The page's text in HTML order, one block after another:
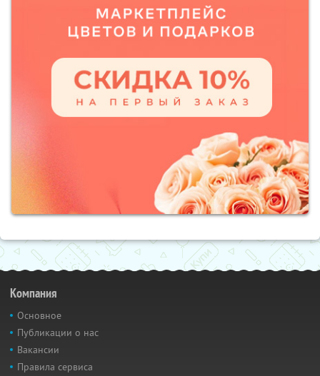
Компания
Основное
Публикации о нас
Вакансии
Правила сервиса